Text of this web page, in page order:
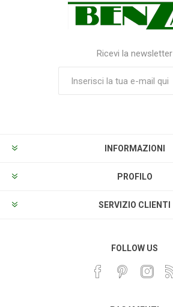
Ricevi la newsletter
INFORMAZIONI
PROFILO
SERVIZIO CLIENTI
FOLLOW US